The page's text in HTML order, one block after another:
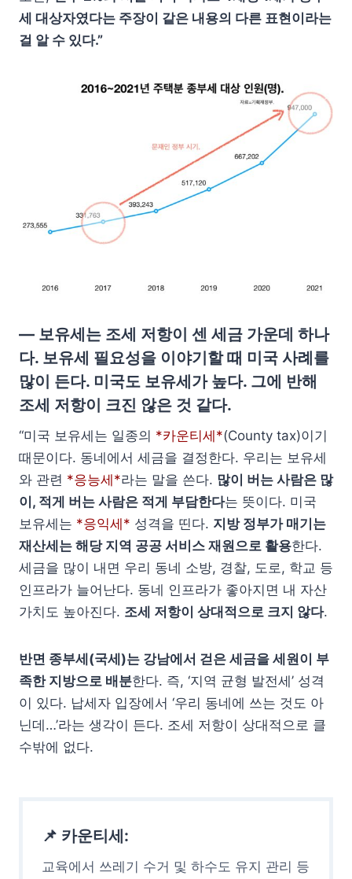
세 대상자였다는 주장이 같은 내용의 다른 표현이라는
걸 알 수 있다.”
— 보유세는 조세 저항이 센 세금 가운데 하나
다. 보유세 필요성을 이야기할 때 미국 사례를
많이 든다. 미국도 보유세가 높다. 그에 반해
조세 저항이 크진 않은 것 같다.
“미국 보유세는 일종의 *카운티세*(County tax)이기
때문이다. 동네에서 세금을 결정한다. 우리는 보유세
와 관련 *응능세*라는 말을 쓴다. 많이 버는 사람은 많
이, 적게 버는 사람은 적게 부담한다는 뜻이다. 미국
보유세는 *응익세* 성격을 띤다. 지방 정부가 매기는
재산세는 해당 지역 공공 서비스 재원으로 활용한다.
세금을 많이 내면 우리 동네 소방, 경찰, 도로, 학교 등
인프라가 늘어난다. 동네 인프라가 좋아지면 내 자산
가치도 높아진다. 조세 저항이 상대적으로 크지 않다.
반면 종부세(국세)는 강남에서 걷은 세금을 세원이 부
족한 지방으로 배분한다. 즉, ‘지역 균형 발전세’ 성격
이 있다. 납세자 입장에서 ‘우리 동네에 쓰는 것도 아
닌데…’라는 생각이 든다. 조세 저항이 상대적으로 클
수밖에 없다.
📌 카운티세:
교육에서 쓰레기 수거 및 하수도 유지 관리 등